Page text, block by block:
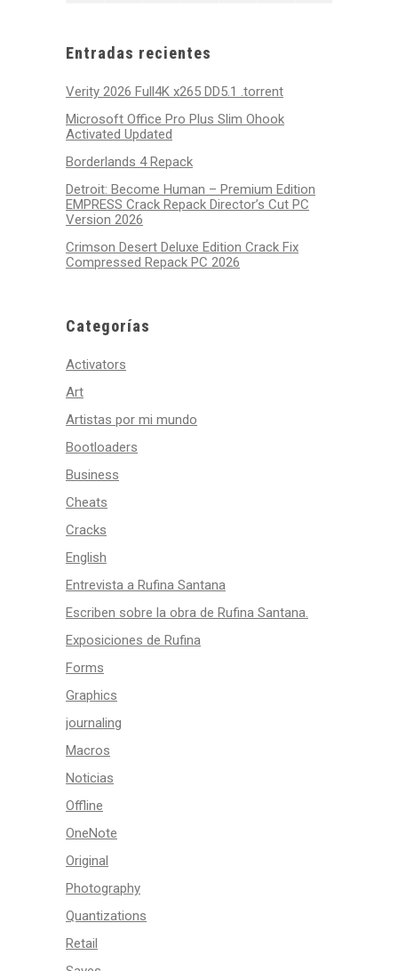
Entradas recientes
Verity 2026 Full4K x265 DD5.1 .torrent
Microsoft Office Pro Plus Slim Ohook
Activated Updated
Borderlands 4 Repack
Detroit: Become Human – Premium Edition
EMPRESS Crack Repack Director’s Cut PC
Version 2026
Crimson Desert Deluxe Edition Crack Fix
Compressed Repack PC 2026
Categorías
Activators
Art
Artistas por mi mundo
Bootloaders
Business
Cheats
Cracks
English
Entrevista a Rufina Santana
Escriben sobre la obra de Rufina Santana.
Exposiciones de Rufina
Forms
Graphics
journaling
Macros
Noticias
Offline
OneNote
Original
Photography
Quantizations
Retail